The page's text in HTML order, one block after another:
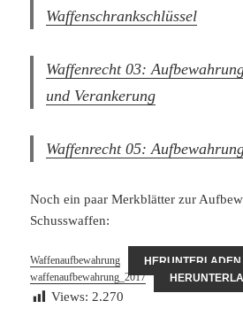
Waffenschrankschlüssel
Waffenrecht 03:
und Verankerung
Waffenrecht 05:
Noch ein paar Merkblätter zur
Schusswaffen:
Waffenaufbewahrung
HERUNTERLADEN
waffenaufbewahrung_2017
Views: 2.270